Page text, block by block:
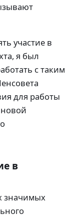
участие в
я был
с таким
для работы
в
значимых